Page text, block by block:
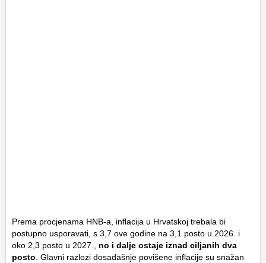
Prema procjenama HNB-a, inflacija u Hrvatskoj trebala bi
postupno usporavati, s 3,7 ove godine na 3,1 posto u 2026. i
oko 2,3 posto u 2027.,
no i dalje ostaje iznad ciljanih dva
posto . Glavni razlozi dosadašnje povišene inflacije su snažan